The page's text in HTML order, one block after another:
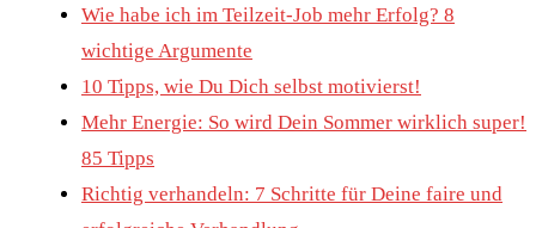
Wie habe ich im Teilzeit-Job mehr Erfolg? 8
wichtige Argumente
10 Tipps, wie Du Dich selbst motivierst!
Mehr Energie: So wird Dein Sommer wirklich super!
85 Tipps
Richtig verhandeln: 7 Schritte für Deine faire und